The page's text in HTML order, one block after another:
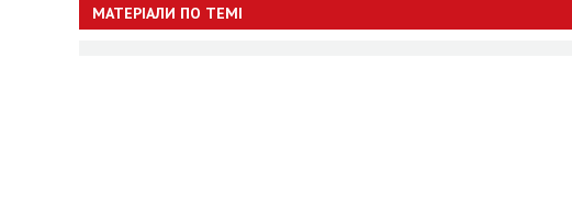
МАТЕРІАЛИ ПО ТЕМІ